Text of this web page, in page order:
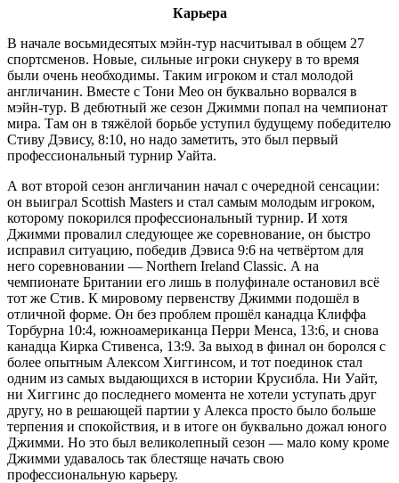
Карьера
В начале восьмидесятых мэйн-тур насчитывал в общем 27
спортсменов. Новые, сильные игроки снукеру в то время
были очень необходимы. Таким игроком и стал молодой
англичанин. Вместе с Тони Мео он буквально ворвался в
мэйн-тур. В дебютный же сезон Джимми попал на чемпионат
мира. Там он в тяжёлой борьбе уступил будущему победителю
Стиву Дэвису, 8:10, но надо заметить, это был первый
профессиональный турнир Уайта.
А вот второй сезон англичанин начал с очередной сенсации:
он выиграл Scottish Masters и стал самым молодым игроком,
которому покорился профессиональный турнир. И хотя
Джимми провалил следующее же соревнование, он быстро
исправил ситуацию, победив Дэвиса 9:6 на четвёртом для
него соревновании — Northern Ireland Classic. А на
чемпионате Британии его лишь в полуфинале остановил всё
тот же Стив. К мировому первенству Джимми подошёл в
отличной форме. Он без проблем прошёл канадца Клиффа
Торбурна 10:4, южноамериканца Перри Менса, 13:6, и снова
канадца Кирка Стивенса, 13:9. За выход в финал он боролся с
более опытным Алексом Хиггинсом, и тот поединок стал
одним из самых выдающихся в истории Крусибла. Ни Уайт,
ни Хиггинс до последнего момента не хотели уступать друг
другу, но в решающей партии у Алекса просто было больше
терпения и спокойствия, и в итоге он буквально дожал юного
Джимми. Но это был великолепный сезон — мало кому кроме
Джимми удавалось так блестяще начать свою
профессиональную карьеру.